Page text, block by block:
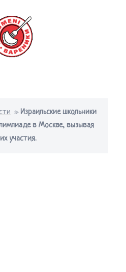
» Израильские школьники
в Москве, вызывая
участия.